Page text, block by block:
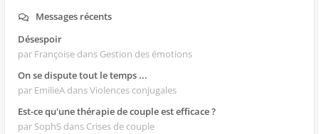
Messages récents
Désespoir
par Françoise dans Gestion des émotions
On se dispute tout le temps ...
par EmilieA dans Violences conjugales
Est-ce qu'une thérapie de couple est efficace ?
par SophS dans Crises de couple